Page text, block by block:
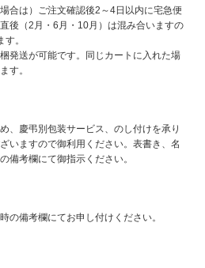
合は）ご注文確認後2～4日以内に宅急便
後（2月・6月・10月）は混み合いますの
。
発送が可能です。同じカートに入れた場
す。
、慶弔別包装サービス、のし付けを承り
いますので御利用ください。表書き、名
備考欄にて御指示ください。
の備考欄にてお申し付けください。